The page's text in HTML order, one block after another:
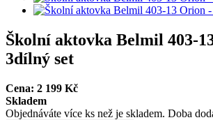
Školní aktovka Belmil 403-
3dílný set
Cena: 2 199 Kč
Skladem
Objednáváte více ks než je skladem. Doba